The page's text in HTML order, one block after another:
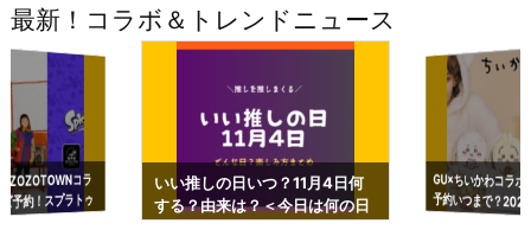
最新！コラボ＆トレンドニュース
コラ
予約！スプラトゥ
ップも渋谷Hz
いい推しの日いつ？11月4日何
する？由来は？＜今日は何の日
GU×ちいかわコラ
予約いつまで？
ーチやショルダー